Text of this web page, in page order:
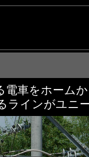
電車をホーム
ラインがユニ